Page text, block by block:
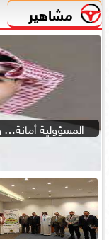
مشاهير
المسؤولية